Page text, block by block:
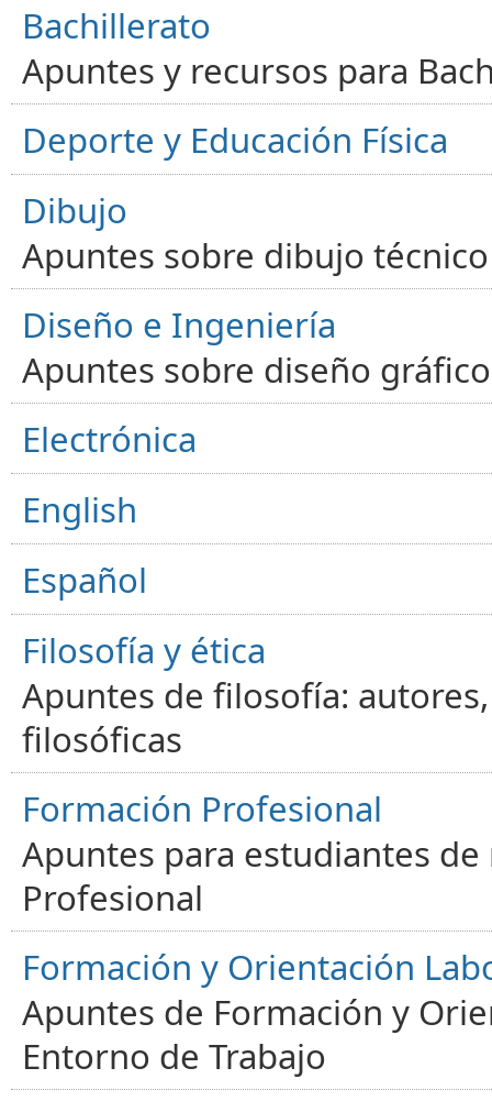
Bachillerato
Apuntes y recursos para
Deporte y Educación Física
Dibujo
Apuntes sobre dibujo
Diseño e Ingeniería
Apuntes sobre diseño
Electrónica
English
Español
Filosofía y ética
Apuntes de filosofía:
filosóficas
Formación Profesional
Apuntes para estudiantes
Profesional
Formación y Orientación
Apuntes de Formación y
Entorno de Trabajo